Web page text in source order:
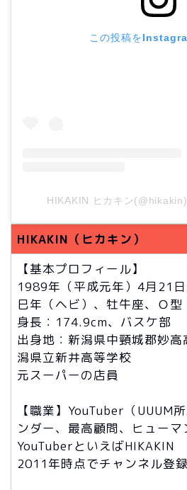
この投稿を
HIKAKIN ヒカキン
HIKAKIN（ヒカキン）
【基本プロフィール】
1989年（平成元年）4月21
巳年（ヘビ）、牡牛座、Ｏ型
身長：174.9cm、バスケ部
出身地：新潟県中頸城郡妙
潟県立新井高等学校
元スーパーの店員
【職業】YouTuber（UUUM
ンダー、最高顧問、ヒュー
YouTuberといえばHIKAKIN
2011年時点でチャンネル登